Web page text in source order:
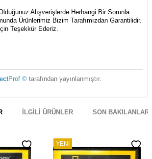
Alışverişlerde Herhangi Bir Sorunla
Ürünlerimiz Bizim Tarafımızdan Garantilidir.
Teşekkür Ederiz.
Prof ©tarafından yayınlanmıştır.
İLGILI ÜRÜNLER SON BAKILANLAR
YENI